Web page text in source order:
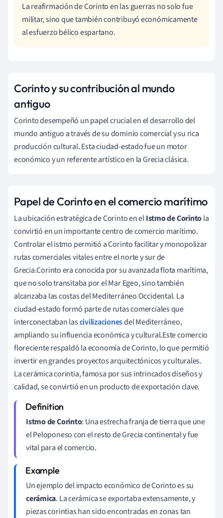
La reafirmación de Corinto en las guerras no solo fue
militar, sino que también contribuyó económicamente
al esfuerzo bélico espartano.
Corinto y su contribución al mundo
antiguo
Corinto desempeñó un papel crucial en el desarrollo del
mundo antiguo a través de su dominio comercial y su rica
producción cultural. Esta ciudad-estado fue un motor
económico y un referente artístico en la Grecia clásica.
Papel de Corinto en el comercio marítimo
La ubicación estratégica de Corinto en elIstmo de Corintola
convirtió en un importante centro de comercio marítimo.
Controlar el istmo permitió a Corinto facilitar y monopolizar
rutas comerciales vitales entre el norte y sur de
Grecia.Corinto era conocida por su avanzada flota marítima,
que no solo transitaba por el Mar Egeo, sino también
alcanzaba las costas del Mediterráneo Occidental. La
ciudad-estado formó parte de rutas comerciales que
interconectaban lascivilizacionesdel Mediterráneo,
ampliando su influencia económica y cultural.Este comercio
floreciente respaldó la economía de Corinto, lo que permitió
invertir en grandes proyectos arquitectónicos y culturales.
La cerámica corintia, famosa por sus intrincados diseños y
calidad, se convirtió en un producto de exportación clave.
Istmo de Corinto: Una estrecha franja de tierra que une
el Peloponeso con el resto de Grecia continental y fue
vital para el comercio.
Un ejemplo del impacto económico de Corinto es su
cerámica. La cerámica se exportaba extensamente, y
piezas corintias han sido encontradas en zonas tan